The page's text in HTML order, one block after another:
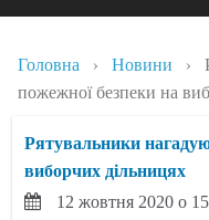
Головна Новини
пожежної безпеки на
Рятувальники
виборчих дільницях
12 жовтня 2020 о